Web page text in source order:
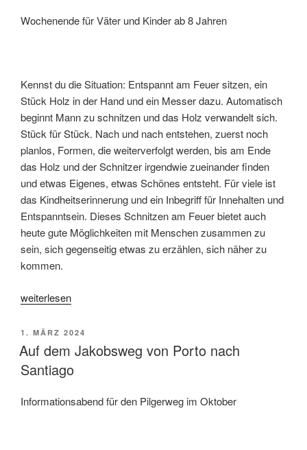
dich,
Wochenende für Väter und Kinder ab 8 Jahren
Kennst du die Situation: Entspannt am Feuer sitzen, ein
Stück Holz in der Hand und ein Messer dazu. Automatisch
beginnt Mann zu schnitzen und das Holz verwandelt sich.
Stück für Stück. Nach und nach entstehen, zuerst noch
planlos, Formen, die weiterverfolgt werden, bis am Ende
das Holz und der Schnitzer irgendwie zueinander finden
und etwas Eigenes, etwas Schönes entsteht. Für viele ist
das Kindheitserinnerung und ein Inbegriff für Innehalten und
Entspanntsein. Dieses Schnitzen am Feuer bietet auch
heute gute Möglichkeiten mit Menschen zusammen zu
sein, sich gegenseitig etwas zu erzählen, sich näher zu
kommen.
„Feuer
Flamme“
weiterlesen
VERÖFFENTLICHT
AM
1. MÄRZ 2024
Auf dem Jakobsweg von Porto nach
Santiago
Informationsabend für den Pilgerweg im Oktober